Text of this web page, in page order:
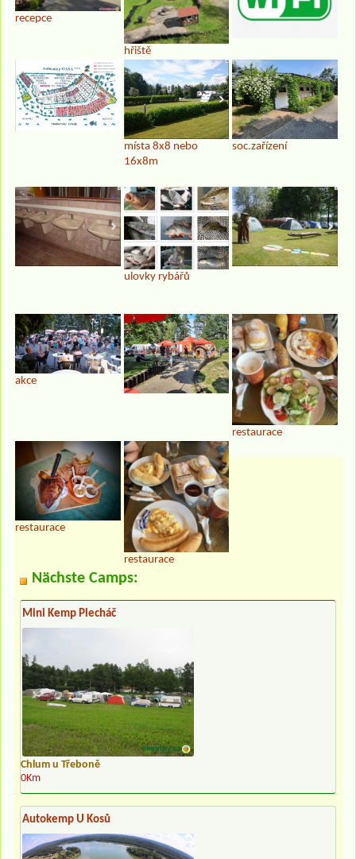
recepce
hřiště
místa 8x8 nebo
16x8m
soc.zařízení
ulovky rybářů
akce
restaurace
restaurace
restaurace
Nächste Camps:
Mini Kemp Plecháč
Chlum u Třeboně
0Km
Autokemp U Kosů